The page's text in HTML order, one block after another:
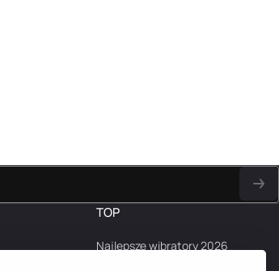
TOP
Najlepsze wibratory 2026